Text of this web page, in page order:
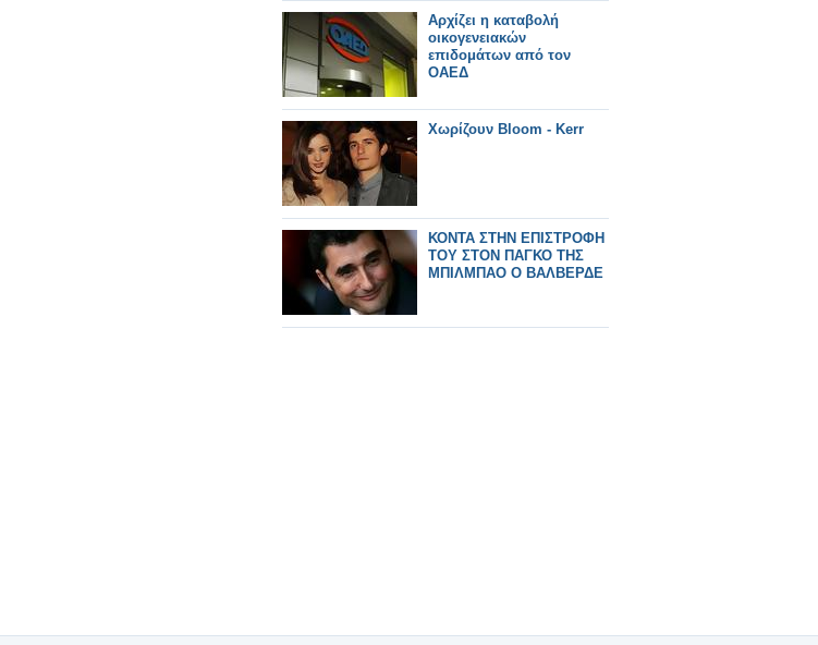
Αρχίζει η καταβολή
οικογενειακών
επιδομάτων από τον
ΟΑΕΔ
Χωρίζουν Bloom - Kerr
ΚΟΝΤΑ ΣΤΗΝ ΕΠΙΣΤΡΟΦΗ
ΤΟΥ ΣΤΟΝ ΠΑΓΚΟ ΤΗΣ
ΜΠΙΛΜΠΑΟ Ο ΒΑΛΒΕΡΔΕ